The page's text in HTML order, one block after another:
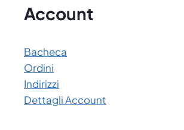
Account
Bacheca
Ordini
Indirizzi
Dettagli Account